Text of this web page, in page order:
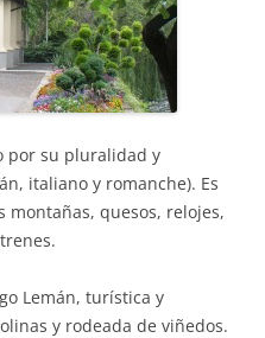
por su pluralidad y
italiano y romanche). Es
quesos, relojes,
Lemán, turística y
y rodeada de viñedos.